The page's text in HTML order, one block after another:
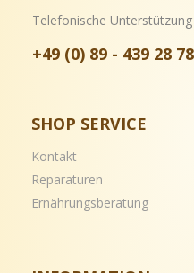
Telefonische
+49 (0) 89 - 439 28 78
SHOP SERVICE
Kontakt
Reparaturen
Ernährungsberatung